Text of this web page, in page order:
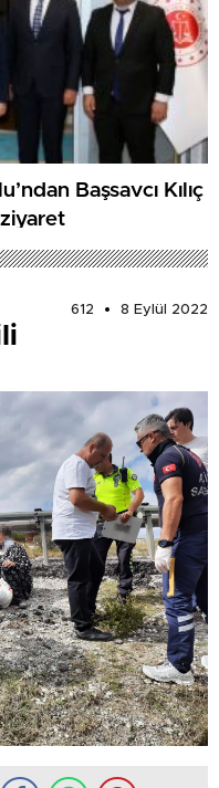
Başsavcı Kılıç
612
8 Eylül 2022